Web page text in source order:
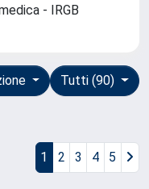
- IRGB
Tutti (90)
1 2 3 4 5